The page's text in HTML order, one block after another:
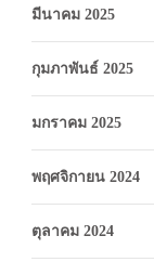
มีนาคม 2025
กุมภาพันธ์ 2025
มกราคม 2025
พฤศจิกายน 2024
ตุลาคม 2024